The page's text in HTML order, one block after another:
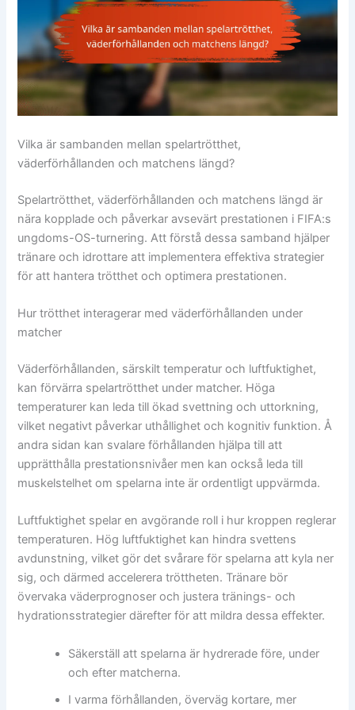
Vilka är sambanden mellan spelartrötthet,
väderförhållanden och matchens längd?
Spelartrötthet, väderförhållanden och matchens längd är
nära kopplade och påverkar avsevärt prestationen i FIFA:s
ungdoms-OS-turnering. Att förstå dessa samband hjälper
tränare och idrottare att implementera effektiva strategier
för att hantera trötthet och optimera prestationen.
Hur trötthet interagerar med väderförhållanden under
matcher
Väderförhållanden, särskilt temperatur och luftfuktighet,
kan förvärra spelartrötthet under matcher. Höga
temperaturer kan leda till ökad svettning och uttorkning,
vilket negativt påverkar uthållighet och kognitiv funktion. Å
andra sidan kan svalare förhållanden hjälpa till att
upprätthålla prestationsnivåer men kan också leda till
muskelstelhet om spelarna inte är ordentligt uppvärmda.
Luftfuktighet spelar en avgörande roll i hur kroppen reglerar
temperaturen. Hög luftfuktighet kan hindra svettens
avdunstning, vilket gör det svårare för spelarna att kyla ner
sig, och därmed accelerera tröttheten. Tränare bör
övervaka väderprognoser och justera tränings- och
hydrationsstrategier därefter för att mildra dessa effekter.
Säkerställ att spelarna är hydrerade före, under
och efter matcherna.
I varma förhållanden, överväg kortare, mer